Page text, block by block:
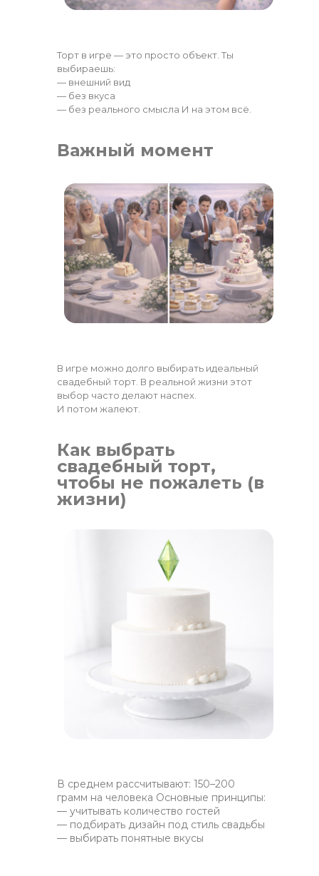
Торт в игре — это просто объект. Ты
выбираешь:
— внешний вид
— без вкуса
— без реального смысла И на этом всё.
Важный момент
В игре можно долго выбирать идеальный
свадебный торт. В реальной жизни этот
выбор часто делают наспех.
И потом жалеют.
Как выбрать
свадебный торт,
чтобы не пожалеть (в
жизни)
В среднем рассчитывают: 150–200
грамм на человека Основные принципы:
— учитывать количество гостей
— подбирать дизайн под стиль свадьбы
— выбирать понятные вкусы